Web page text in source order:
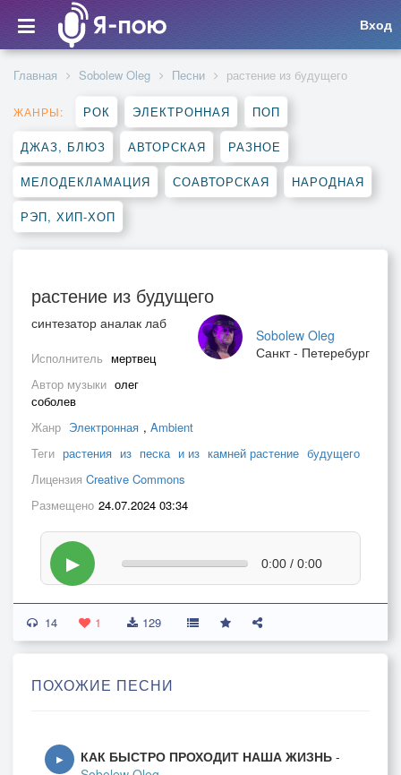
Вход
Главная Sobolew Oleg Песни растение из будущего
ЖАНРЫ: РОК ЭЛЕКТРОННАЯ ПОП
ДЖАЗ, БЛЮЗ АВТОРСКАЯ РАЗНОЕ
МЕЛОДЕКЛАМАЦИЯ СОАВТОРСКАЯ НАРОДНАЯ
РЭП, ХИП-ХОП
растение из будущего
Sobolew Oleg
Санкт - Петеребург
синтезатор аналак лаб
Исполнитель мертвец
Автор музыки олег
соболев
Жанр Электронная , Ambient
Теги растения из песка и из камней растение будущего
Лицензия Creative Commons
Размещено 24.07.2024 03:34
▶ 0:00 / 0:00
14 1 129
ПОХОЖИЕ ПЕСНИ
▶ КАК БЫСТРО ПРОХОДИТ НАША ЖИЗНЬ -